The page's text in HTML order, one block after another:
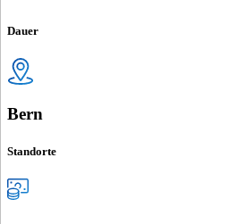
Dauer
Bern
Standorte